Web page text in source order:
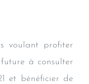
voulant profiter
à consulter
et bénéficier de